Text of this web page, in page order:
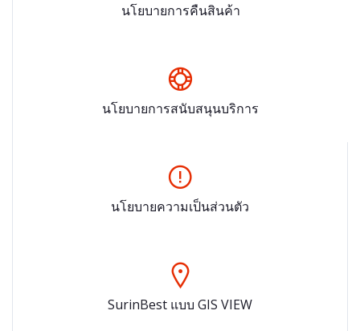
นโยบายการคืนสินค้า
นโยบายการสนับสนุนบริการ
นโยบายความเป็นส่วนตัว
SurinBest แบบ GIS VIEW